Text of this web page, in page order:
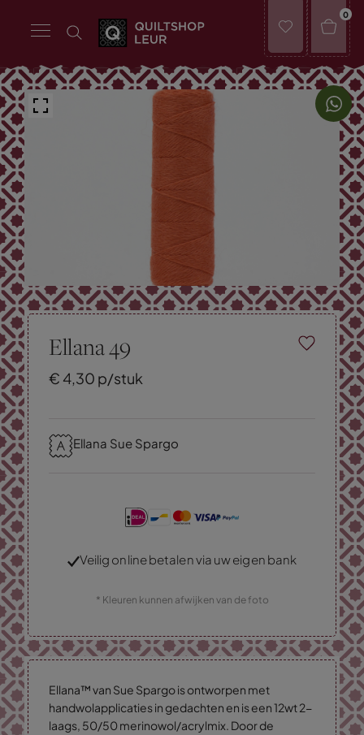
0
Ellana 49
€ 4,30 p/stuk
Ellana Sue Spargo
Veilig online betalen via uw eigen bank
* Kleuren kunnen afwijken van de foto
Ellana™ van Sue Spargo is ontworpen met
handwolapplicaties in gedachten en is een 12wt 2-
laags, 50/50 merinowol/acrylmix. Door de